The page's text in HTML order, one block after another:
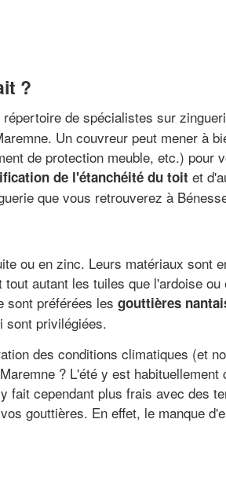
?
de spécialistes sur
Un couvreur peut mener à
de protection meuble, etc.) pour
de l'étanchéité du toit et
que vous retrouverez à
ou en zinc. Leurs matériaux sont
autant les tuiles que l'ardoise ou
sont préférées les gouttières
sont privilégiées.
des conditions climatiques (et
? L'été y est habituellement
fait cependant plus frais avec des
gouttières. En effet, le manque